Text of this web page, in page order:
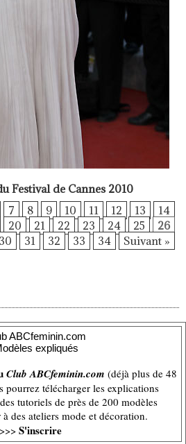
Festival de Cannes 2010
7 8 9 10 11 12 13
14
20 21 22 23 24 25
26
30 31 32 33 34 Suivant »
Club ABCfeminin.com (déjà plus de 48
télécharger les explications
tutoriels de près de 200 modèles
des ateliers mode et décoration.
>>> S'inscrire